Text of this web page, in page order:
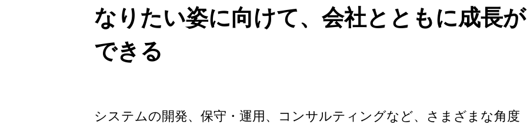
なりたい姿に向けて、会社とともに成長が
できる
システムの開発、保守・運用、コンサルティングなど、さまざまな角度